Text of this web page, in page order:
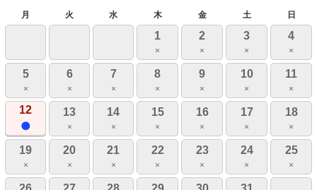
月 火 水 木 金 土 日
1
×
2
×
3
×
4
×
5
×
6
×
7
×
8
×
9
×
10
×
11
×
12 13
×
14
×
15
×
16
×
17
×
18
×
19
×
20
×
21
×
22
×
23
×
24
×
25
×